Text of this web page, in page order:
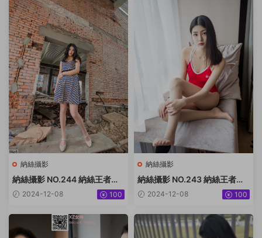
納絲攝影
納絲攝影 NO.244 納絲王者版
小迪 [92P+1222M]
2024-12-08 100
納絲攝影
納絲攝影 NO.243 納絲王者版
潔 [99P1V+1.54G]
2024-12-08 100